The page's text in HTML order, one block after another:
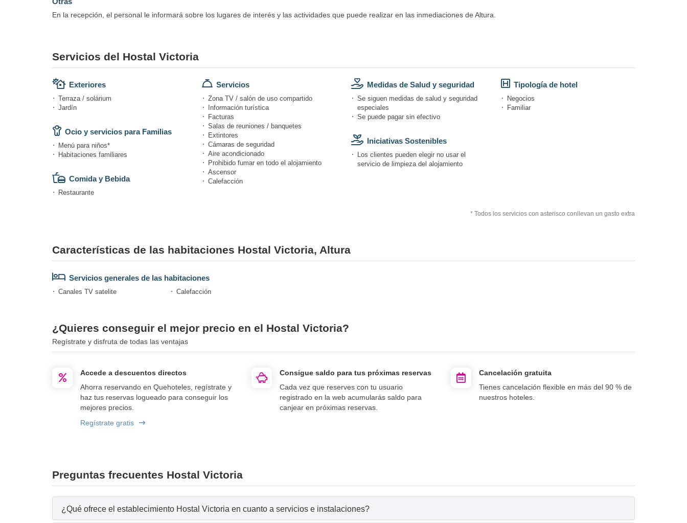
En la recepción, el personal le informará sobre los lugares de interés y las actividades que puede realizar en las inmediaciones de Altura.
Servicios del Hostal Victoria
Exteriores
Terraza / solárium
Jardín
Ocio y servicios para Familias
Menú para niños*
Habitaciones familiares
Comida y Bebida
Restaurante
Servicios
Zona TV / salón de uso compartido
Información turística
Facturas
Salas de reuniones / banquetes
Extintores
Cámaras de seguridad
Aire acondicionado
Prohibido fumar en todo el alojamiento
Ascensor
Calefacción
Medidas de Salud y seguridad
Se siguen medidas de salud y seguridad
especiales
Se puede pagar sin efectivo
Iniciativas Sostenibles
Los clientes pueden elegir no usar el
servicio de limpieza del alojamiento
Tipología de hotel
Negocios
Familiar
* Todos los servicios con asterisco conllevan un gasto extra
Características de las habitaciones Hostal Victoria, Altura
Servicios generales de las habitaciones
Canales TV satelite Calefacción
¿Quieres conseguir el mejor precio en el Hostal Victoria?
Regístrate y disfruta de todas las ventajas
Accede a descuentos directos
Ahorra reservando en Quehoteles, regístrate y
haz tus reservas logueado para conseguir los
mejores precios.
Regístrate gratis
Consigue saldo para tus próximas reservas
Cada vez que reserves con tu usuario
registrado en la web acumularás saldo para
canjear en próximas reservas.
Cancelación gratuita
Tienes cancelación flexible en más del 90 % de
nuestros hoteles.
Preguntas frecuentes Hostal Victoria
¿Qué ofrece el establecimiento Hostal Victoria en cuanto a servicios e instalaciones?